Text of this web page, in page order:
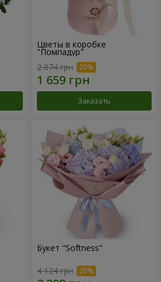
Цветы в коробке
"Помпадур"
2 074 грн
Заказать
Букет "Softness"
4 124 грн